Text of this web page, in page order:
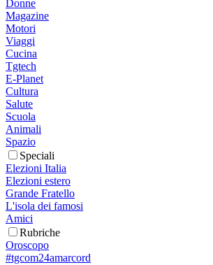
Donne
Magazine
Motori
Viaggi
Cucina
Tgtech
E-Planet
Cultura
Salute
Scuola
Animali
Spazio
Speciali
Elezioni Italia
Elezioni estero
Grande Fratello
L'isola dei famosi
Amici
Rubriche
Oroscopo
#tgcom24amarcord